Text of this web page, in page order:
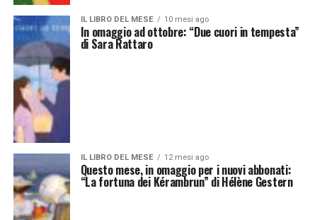
IL LIBRO DEL MESE 10 mesi ago
In omaggio ad ottobre: “Due cuori in tempesta”
di Sara Rattaro
IL LIBRO DEL MESE 12 mesi ago
Questo mese, in omaggio per i nuovi abbonati:
“La fortuna dei Kérambrun” di Hélène Gestern